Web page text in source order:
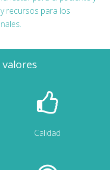
recursos para los
Calidad